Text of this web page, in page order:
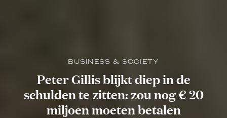
BUSINESS & SOCIETY
Peter Gillis blijkt diep in de
schulden te zitten: zou nog € 20
miljoen moeten betalen